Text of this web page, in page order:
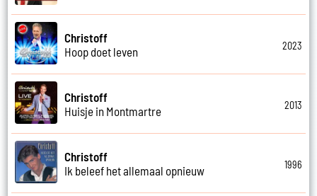
Christoff
Hoop doet leven
2023
Christoff
Huisje in Montmartre
2013
Christoff
Ik beleef het allemaal opnieuw
1996